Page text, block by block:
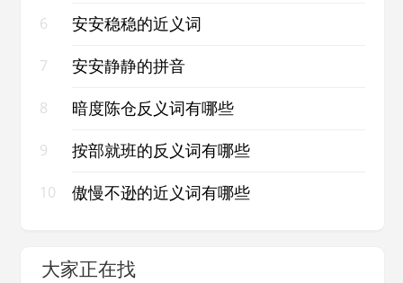
6 安安稳稳的近义词
7 安安静静的拼音
8 暗度陈仓反义词有哪些
9 按部就班的反义词有哪些
10 傲慢不逊的近义词有哪些
大家正在找